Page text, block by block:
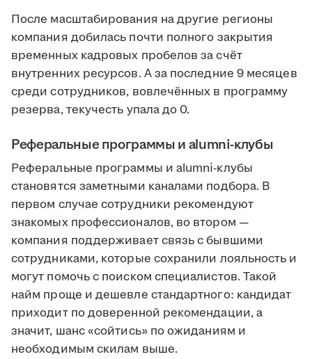
После масштабирования на другие регионы
компания добилась почти полного закрытия
временных кадровых пробелов за счёт
внутренних ресурсов. А за последние 9 месяцев
среди сотрудников, вовлечённых в программу
резерва, текучесть упала до 0.
Реферальные программы и alumni-клубы
Реферальные программы и alumni-клубы
становятся заметными каналами подбора. В
первом случае сотрудники рекомендуют
знакомых профессионалов, во втором —
компания поддерживает связь с бывшими
сотрудниками, которые сохранили лояльность и
могут помочь с поиском специалистов. Такой
найм проще и дешевле стандартного: кандидат
приходит по доверенной рекомендации, а
значит, шанс «сойтись» по ожиданиям и
необходимым скилам выше.